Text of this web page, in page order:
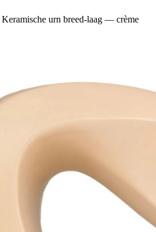
Keramische urn breed-laag — crème